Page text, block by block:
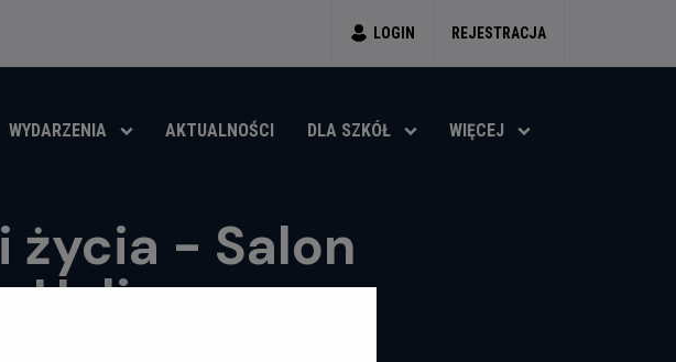
LOGIN REJESTRACJA
WYDARZENIA AKTUALNOŚCI DLA SZKÓŁ WIĘCEJ
życia - Salon
Helios